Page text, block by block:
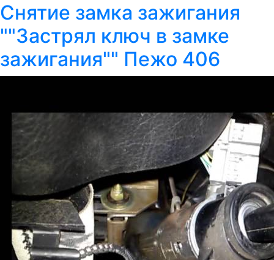
Снятие замка зажигания
""Застрял ключ в замке
зажигания"" Пежо 406